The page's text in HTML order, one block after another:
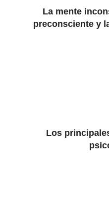
La mente
preconsciente y
Los